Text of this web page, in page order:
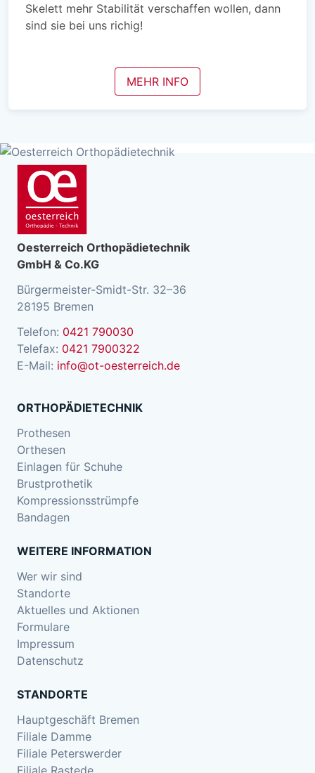
Skelett mehr Stabilität verschaffen wollen, dann
sind sie bei uns richig!
MEHR INFO
Oesterreich Orthopädietechnik
GmbH & Co.KG
Bürgermeister-Smidt-Str. 32–36
28195 Bremen
Telefon: 0421 790030
Telefax: 0421 7900322
E-Mail: info@ot-oesterreich.de
ORTHOPÄDIETECHNIK
Prothesen
Orthesen
Einlagen für Schuhe
Brustprothetik
Kompressionsstrümpfe
Bandagen
WEITERE INFORMATION
Wer wir sind
Standorte
Aktuelles und Aktionen
Formulare
Impressum
Datenschutz
STANDORTE
Hauptgeschäft Bremen
Filiale Damme
Filiale Peterswerder